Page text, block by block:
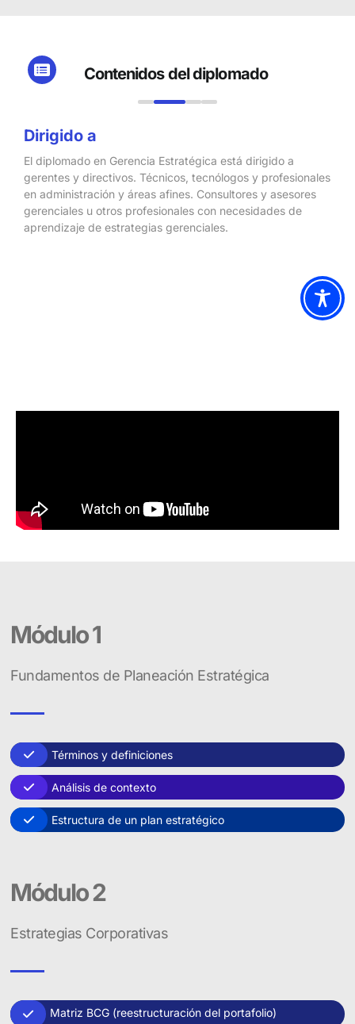
Contenidos del diplomado
Dirigido a
El diplomado en Gerencia Estratégica está dirigido a
gerentes y directivos. Técnicos, tecnólogos y profesionales
en administración y áreas afines. Consultores y asesores
gerenciales u otros profesionales con necesidades de
aprendizaje de estrategias gerenciales.
Módulo 1
Fundamentos de Planeación Estratégica
Términos y definiciones
Análisis de contexto
Estructura de un plan estratégico
Módulo 2
Estrategias Corporativas
Matriz BCG (reestructuración del portafolio)